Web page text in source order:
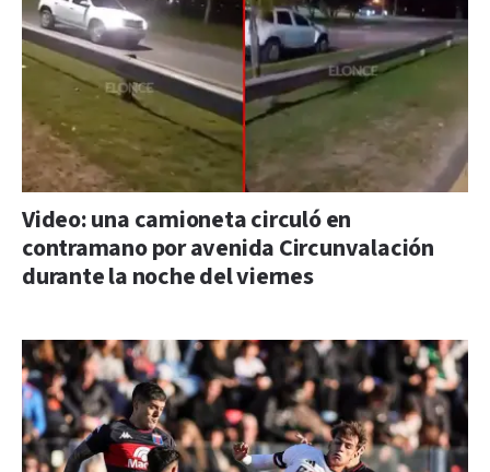
Video: una camioneta circuló en
contramano por avenida Circunvalación
durante la noche del viernes